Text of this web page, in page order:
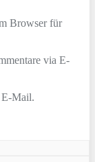
Browser für
via E-
E-Mail.